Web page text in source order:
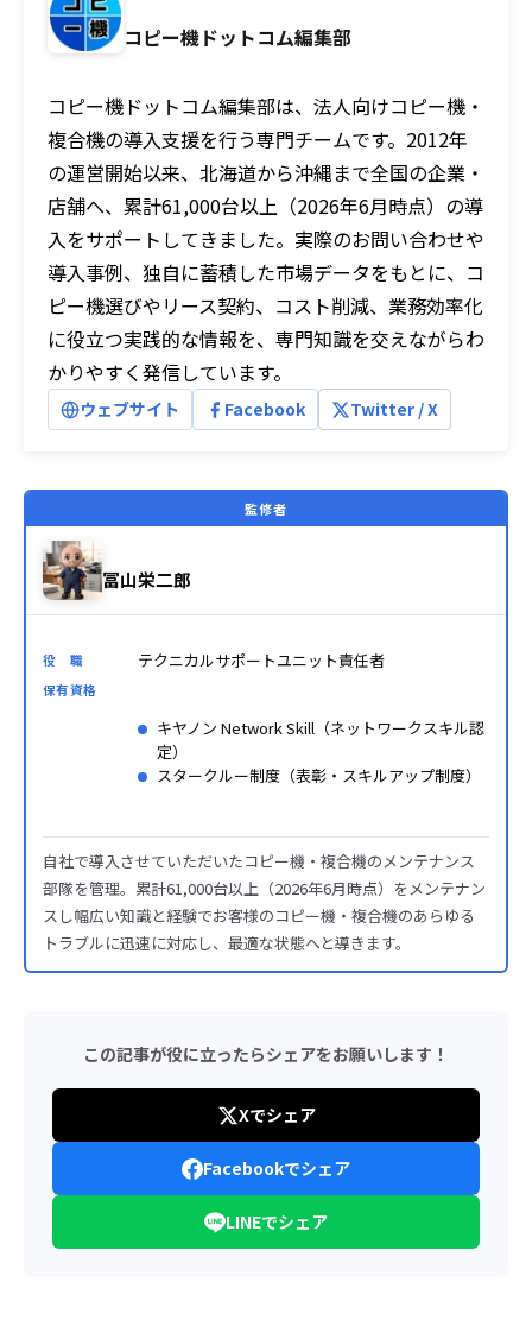
コピー機ドットコム編集部
コピー機ドットコム編集部は、法人向けコピー機・
複合機の導入支援を行う専門チームです。2012年
の運営開始以来、北海道から沖縄まで全国の企業・
店舗へ、累計61,000台以上（2026年6月時点）の導
入をサポートしてきました。実際のお問い合わせや
導入事例、独自に蓄積した市場データをもとに、コ
ピー機選びやリース契約、コスト削減、業務効率化
に役立つ実践的な情報を、専門知識を交えながらわ
かりやすく発信しています。
ウェブサイト Facebook Twitter / X
監修者
冨山栄二郎
役 職 テクニカルサポートユニット責任者
保有資格
キヤノン Network Skill（ネットワークスキル認
定）
スタークルー制度（表彰・スキルアップ制度）
自社で導入させていただいたコピー機・複合機のメンテナンス
部隊を管理。累計61,000台以上（2026年6月時点）をメンテナン
スし幅広い知識と経験でお客様のコピー機・複合機のあらゆる
トラブルに迅速に対応し、最適な状態へと導きます。
この記事が役に立ったらシェアをお願いします！
Xでシェア
Facebookでシェア
LINEでシェア